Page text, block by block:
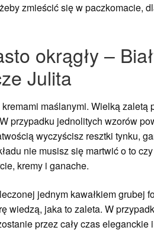
zmieścić się w paczkomacie,
okrągły –
Julita
maślanymi. Wielką zaletą
przypadku jednolitych wzorów
wyczyścisz resztki tynku,
nie musisz się martwić o to
kremy i ganache.
jednym kawałkiem grubej
wiedzą, jaka to zaleta. W
przez cały czas eleganckie